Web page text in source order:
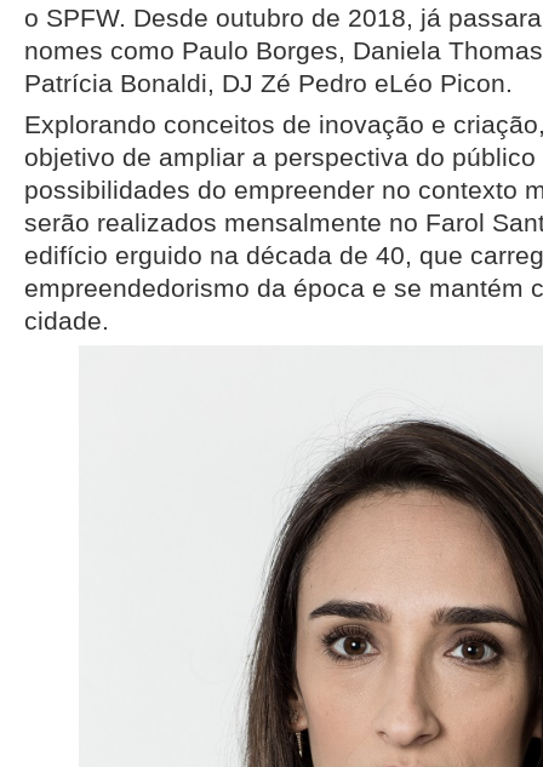
o SPFW. Desde outubro de 2018, já
nomes como Paulo Borges, Daniela
Patrícia Bonaldi, DJ Zé Pedro eLéo Picon.
Explorando conceitos de inovação e
objetivo de ampliar a perspectiva do
possibilidades do empreender no contexto
serão realizados mensalmente no Farol
edifício erguido na década de 40, que
empreendedorismo da época e se mantém
cidade.